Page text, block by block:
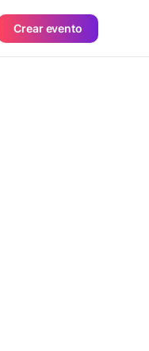
Crear evento